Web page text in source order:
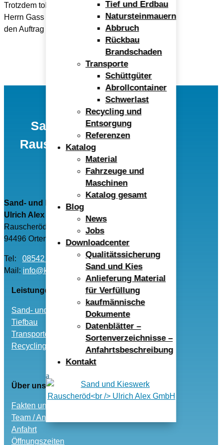
Tief und Erdbau
Natursteinmauern
Abbruch
Rückbau
Brandschaden
Transporte
Schüttgüter
Abrollcontainer
Schwerlast
Recycling und
Entsorgung
Referenzen
Katalog
Material
Fahrzeuge und
Maschinen
Katalog gesamt
Blog
News
Jobs
Downloadcenter
Qualitätssicherung
Sand und Kies
Anlieferung Material
für Verfüllung
kaufmännische
Dokumente
Datenblätter –
Sortenverzeichnisse –
Anfahrtsbeschreibung
Kontakt
Trotzdem tolle Baustelle und herzlichen Dank an
Herrn Gass von
Lichtung Tierbestattungenfür
den Auftrag und an Herbert für die tolle Arbeit.
Sand- und Kieswerk
Rauscheröd Ulrich Alex
GmbH
Sand- und Kieswerk Rauscheröd
Ulrich Alex GmbH
Rauscheröd 4
94496 Ortenburg
Tel: 08542 – 96040
Mail: info@kwr-alex.de
Leistungen
Sand- und Kies
Tiefbau
Transporte
Recycling und Entsorgung
Über uns
Fakten und Historie
Team / Ansprechpartner
Anfahrt
Öffnungszeiten